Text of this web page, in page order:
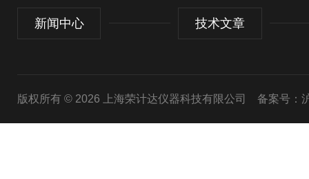
新闻中心 技术文章
版权所有 © 2026 上海荣计达仪器科技有限公司 备案号：